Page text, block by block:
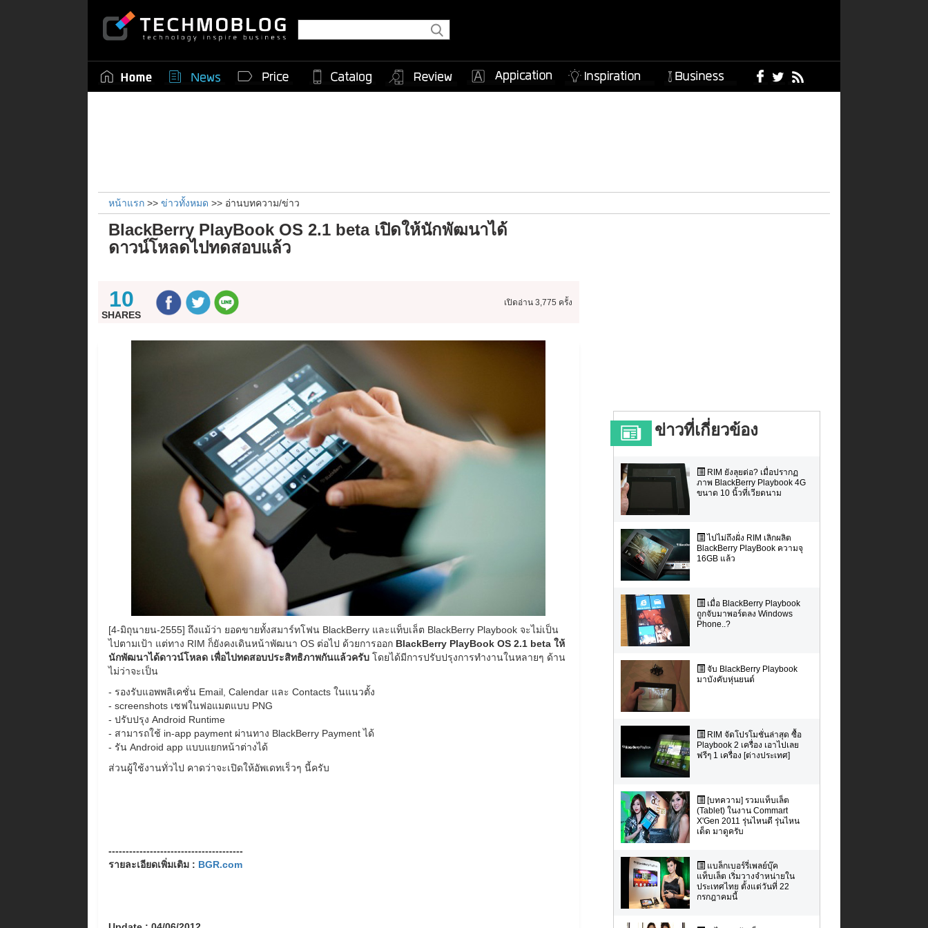
หน้าแรก >> ข่าวทั้งหมด >> อ่านบทความ/ข่าว
BlackBerry PlayBook OS 2.1 beta เปิดให้นักพัฒนาได้
ดาวน์โหลดไปทดสอบแล้ว
10
SHARES
เปิดอ่าน 3,775 ครั้ง
[4-มิถุนายน-2555] ถึงแม้ว่า ยอดขายทั้งสมาร์ทโฟน BlackBerry และแท็บเล็ต BlackBerry Playbook จะไม่เป็น
ไปตามเป้า แต่ทาง RIM ก็ยังคงเดินหน้าพัฒนา OS ต่อไป ด้วยการออก BlackBerry PlayBook OS 2.1 beta ให้
นักพัฒนาได้ดาวน์โหลด เพื่อไปทดสอบประสิทธิภาพกันแล้วครับ โดยได้มีการปรับปรุงการทำงานในหลายๆ ด้าน
ไม่ว่าจะเป็น
- รองรับแอพพลิเคชั่น Email, Calendar และ Contacts ในแนวตั้ง
- screenshots เซฟในฟอแมตแบบ PNG
- ปรับปรุง Android Runtime
- สามารถใช้ in-app payment ผ่านทาง BlackBerry Payment ได้
- รัน Android app แบบแยกหน้าต่างได้
ส่วนผู้ใช้งานทั่วไป คาดว่าจะเปิดให้อัพเดทเร็วๆ นี้ครับ
---------------------------------------
รายละเอียดเพิ่มเติม : BGR.com
ข่าวที่เกี่ยวข้อง
RIM ยังลุยต่อ? เมื่อปรากฏ
ภาพ BlackBerry Playbook 4G
ขนาด 10 นิ้วที่เวียดนาม
ไปไม่ถึงฝั่ง RIM เลิกผลิต
BlackBerry PlayBook ความจุ
16GB แล้ว
เมื่อ BlackBerry Playbook
ถูกจับมาพอร์ตลง Windows
Phone..?
จับ BlackBerry Playbook
มาบังคับหุ่นยนต์
RIM จัดโปรโมชั่นล่าสุด ซื้อ
Playbook 2 เครื่อง เอาไปเลย
ฟรีๆ 1 เครื่อง [ต่างประเทศ]
[บทความ] รวมแท็บเล็ต
(Tablet) ในงาน Commart
X'Gen 2011 รุ่นไหนดี รุ่นไหน
เด็ด มาดูครับ
แบล็กเบอร์รี่เพลย์บุ๊ค
แท็บเล็ต เริ่มวางจำหน่ายใน
ประเทศไทย ตั้งแต่วันที่ 22
กรกฎาคมนี้